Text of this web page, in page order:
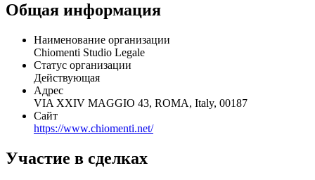
Общая информация
Наименование организации
Chiomenti Studio Legale
Статус организации
Действующая
Адрес
VIA XXIV MAGGIO 43, ROMA, Italy, 00187
Сайт
https://www.chiomenti.net/
Участие в сделках